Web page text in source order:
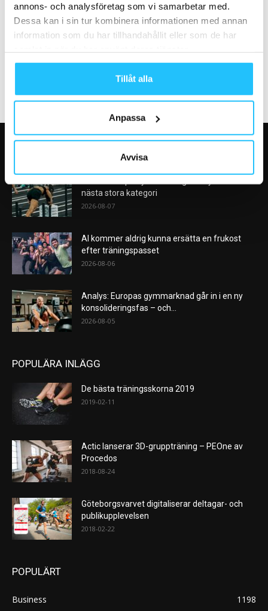
annons- och analysföretag som vi samarbetar med.
Dessa kan i sin tur kombinera informationen med annan
information som du har tillhandahållit eller som de har
Tillåt alla
Anpassa
Avvisa
Gästkrönika: ”Hej fitness-
digitala!”
Björn Johansson – Sweaty
nästa stora kategori
2026-08-07
AI kommer aldrig kunna ersätta en frukost
efter träningspasset
2026-08-06
Analys: Europas gymmarknad går in i en ny
konsolideringsfas – och...
2026-08-05
POPULÄRA INLÄGG
De bästa träningsskorna 2019
2019-02-11
Actic lanserar 3D-gruppträning – PEOne av
Procedos
2018-08-24
Göteborgsvarvet digitaliserar deltagar- och
publikupplevelsen
2018-02-22
POPULÄRT
Business
1198